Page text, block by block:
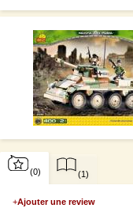
(0)
+Ajouter une review
(1)